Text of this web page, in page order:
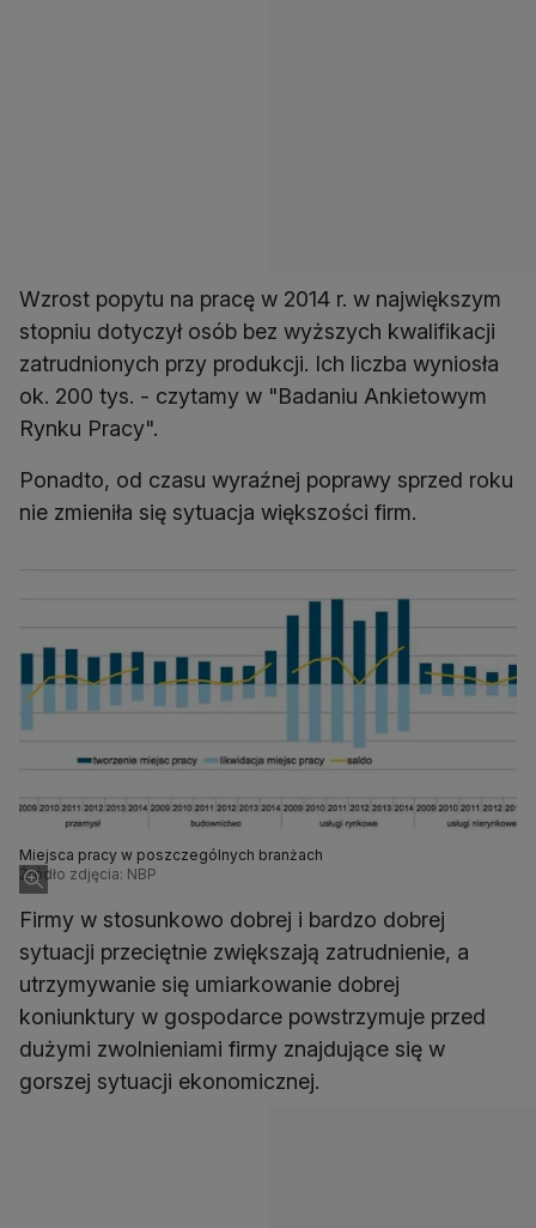
Wzrost popytu na pracę w 2014 r. w największym
stopniu dotyczył osób bez wyższych kwalifikacji
zatrudnionych przy produkcji. Ich liczba wyniosła
ok. 200 tys. - czytamy w "Badaniu Ankietowym
Rynku Pracy".
Ponadto, od czasu wyraźnej poprawy sprzed roku
nie zmieniła się sytuacja większości firm.
Miejsca pracy w poszczególnych branżach
Źródło zdjęcia: NBP
Firmy w stosunkowo dobrej i bardzo dobrej
sytuacji przeciętnie zwiększają zatrudnienie, a
utrzymywanie się umiarkowanie dobrej
koniunktury w gospodarce powstrzymuje przed
dużymi zwolnieniami firmy znajdujące się w
gorszej sytuacji ekonomicznej.